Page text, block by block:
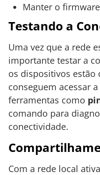
Manter o
Testando a
Uma vez que a rede
importante testar a
os dispositivos estão
conseguem acessar
ferramentas como
comando para
conectividade.
Com a rede local